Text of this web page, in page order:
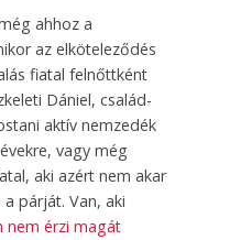
ahhoz a
az elköteleződés
fia­tal felnőttként
Dániel, család-
aktív nemzedék
vagy még
aki azért nem akar
párját. Van, aki
nem érzi magát